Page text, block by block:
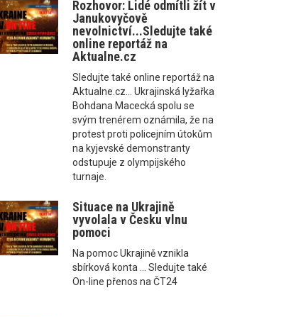
Rozhovor: Lidé odmítli žít v
Janukovyčově
nevolnictví...Sledujte také
online reportáž na
Aktualne.cz
Sledujte také online reportáž na
Aktualne.cz... Ukrajinská lyžařka
Bohdana Macecká spolu se
svým trenérem oznámila, že na
protest proti policejním útokům
na kyjevské demonstranty
odstupuje z olympijského
turnaje.
Situace na Ukrajině
vyvolala v Česku vlnu
pomoci
Na pomoc Ukrajině vznikla
sbírková konta ... Sledujte také
On-line přenos na ČT24